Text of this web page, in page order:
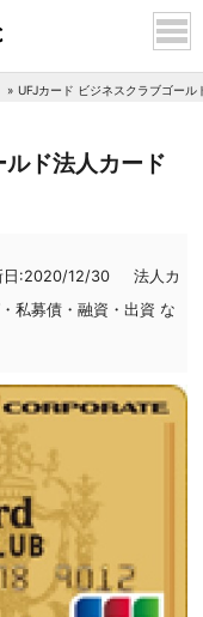
» UFJカード ビジネスクラブゴー
ド法人カード
:2020/12/30
法人カ
私募債・融資・出資 な